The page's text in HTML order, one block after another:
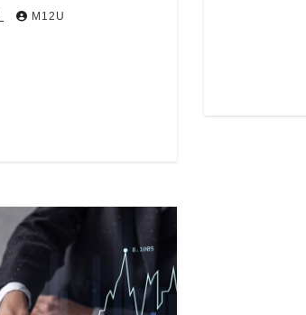
M12U